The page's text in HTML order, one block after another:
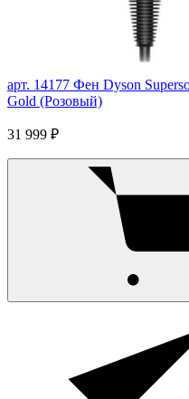
арт. 14177 Фен Dyson
Gold (Розовый)
31 999 ₽